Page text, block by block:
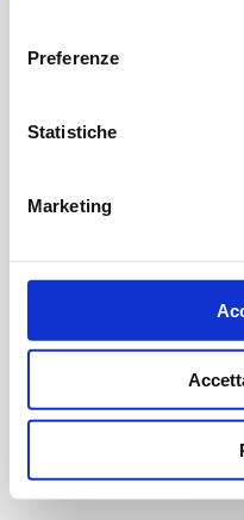
Preferenze
Statistiche
Marketing